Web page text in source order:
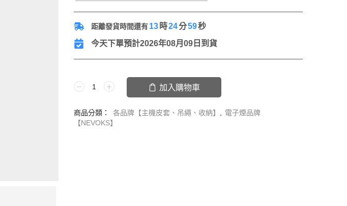
距離發貨時間還有13 時24分59秒
今天下單預計2026年08月09日到貨
加入購物車
商品分類： 各品牌【主機皮套、吊繩、收納】
電子煙品牌
【NEVOKS】